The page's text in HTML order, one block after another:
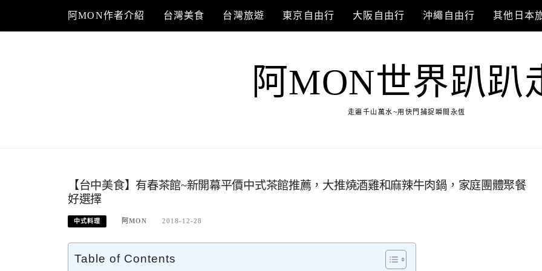
content
阿MON作者介紹 台灣美食 台灣旅遊 東京自由行 大阪自由行 沖繩自由行 其他日本
阿MON世界趴趴
走遍千山萬水~用快門捕捉瞬間永恆
【台中美食】有春茶館~新開幕平價中式茶館推薦，大推燒酒雞和麻辣牛肉鍋，家庭團體聚餐
好選擇
中式料理 阿MON 2018-12-28
Table of Contents